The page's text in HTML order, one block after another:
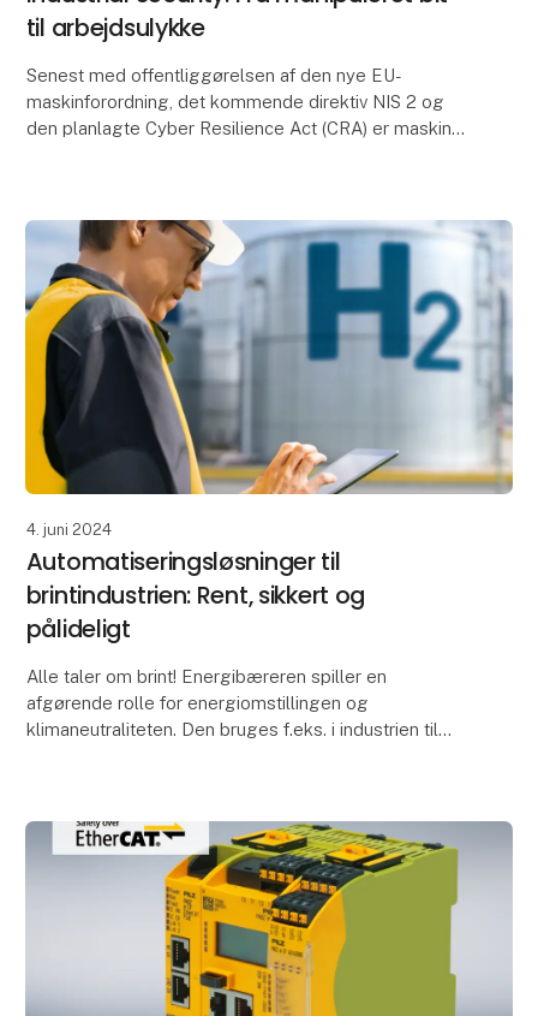
til arbejdsulykke
Senest med offentliggørelsen af den nye EU-
maskinforordning, det kommende direktiv NIS 2 og
den planlagte Cyber Resilience Act (CRA) er maskin-
4. juni 2024
Automatiseringsløsninger til
brintindustrien: Rent, sikkert og
pålideligt
Alle taler om brint! Energibæreren spiller en
afgørende rolle for energiomstillingen og
klimaneutraliteten. Den bruges f.eks. i industrien til